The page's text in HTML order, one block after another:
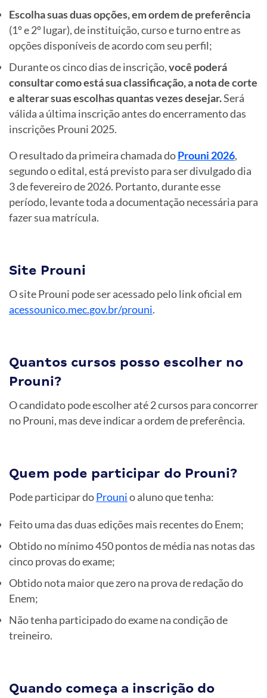
Escolha suas duas opções, em ordem de preferência
(1º e 2º lugar), de instituição, curso e turno entre as
opções disponíveis de acordo com seu perfil;
Durante os cinco dias de inscrição,você poderá
consultar como está sua classificação, a nota de corte
e alterar suas escolhas quantas vezes desejar.Será
válida a última inscrição antes do encerramento das
inscrições Prouni 2025.
O resultado da primeira chamada doProuni 2026,
segundo o edital, está previsto para ser divulgado dia
3 de fevereiro de 2026. Portanto, durante esse
período, levante toda a documentação necessária para
fazer sua matrícula.
Site Prouni
O site Prouni pode ser acessado pelo link oficial em
acessounico.mec.gov.br/prouni.
Quantos cursos posso escolher no
Prouni?
O candidato pode escolher até 2 cursos para concorrer
no Prouni, mas deve indicar a ordem de preferência.
Quem pode participar do Prouni?
Pode participar doProunio aluno que tenha:
Feito uma das duas edições mais recentes do Enem;
Obtido no mínimo 450 pontos de média nas notas das
cinco provas do exame;
Obtido nota maior que zero na prova de redação do
Enem;
Não tenha participado do exame na condição de
treineiro.
Quando começa a inscrição do